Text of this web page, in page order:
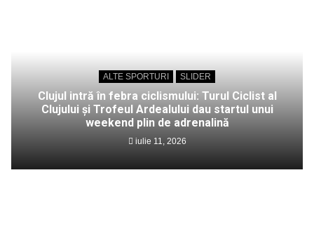
ALTE SPORTURI SLIDER
Clujul intră în febra ciclismului: Turul Ciclist al
Clujului și Trofeul Ardealului dau startul unui
weekend plin de adrenalină
iulie 11, 2026